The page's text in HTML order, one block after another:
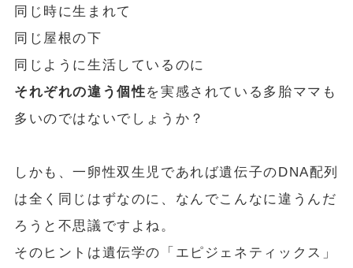
同じ時に生まれて
同じ屋根の下
同じように生活しているのに
それぞれの違う個性を実感されている多胎ママも
多いのではないでしょうか？
しかも、一卵性双生児であれば遺伝子のDNA配列
は全く同じはずなのに、なんでこんなに違うんだ
ろうと不思議ですよね。
そのヒントは遺伝学の「エピジェネティックス」